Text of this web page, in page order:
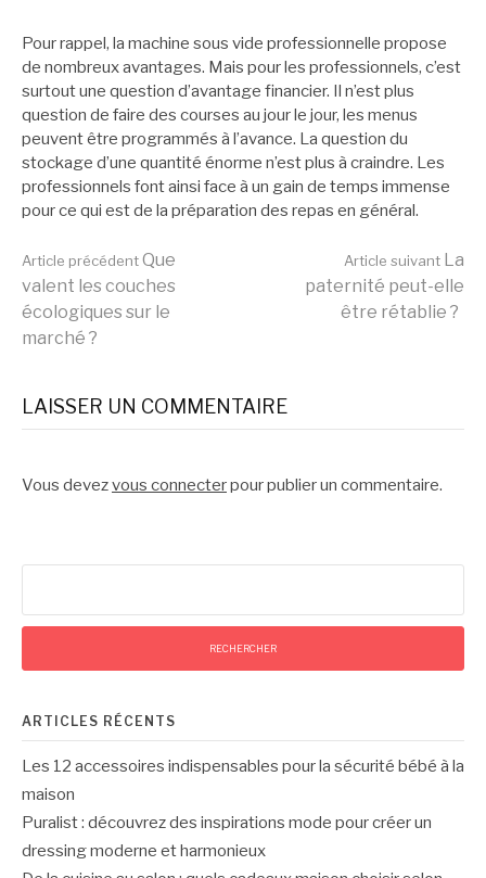
Pour rappel, la machine sous vide professionnelle propose
de nombreux avantages. Mais pour les professionnels, c’est
surtout une question d’avantage financier. Il n’est plus
question de faire des courses au jour le jour, les menus
peuvent être programmés à l’avance. La question du
stockage d’une quantité énorme n’est plus à craindre. Les
professionnels font ainsi face à un gain de temps immense
pour ce qui est de la préparation des repas en général.
Lire
la
suite
Article précédentQue
valent les couches
écologiques sur le
marché ?
Article suivant La
paternité peut-elle
être rétablie ?
LAISSER UN COMMENTAIRE
Vous devezvous connecterpour publier un commentaire.
ARTICLES RÉCENTS
Les 12 accessoires indispensables pour la sécurité bébé à la
maison
Puralist : découvrez des inspirations mode pour créer un
dressing moderne et harmonieux